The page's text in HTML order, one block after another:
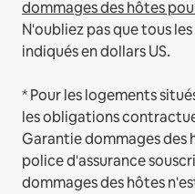
dommages des hôtes
N'oubliez pas que tous
indiqués en dollars US.
* Pour les logements
les obligations
Garantie dommages des
police d'assurance
dommages des hôtes